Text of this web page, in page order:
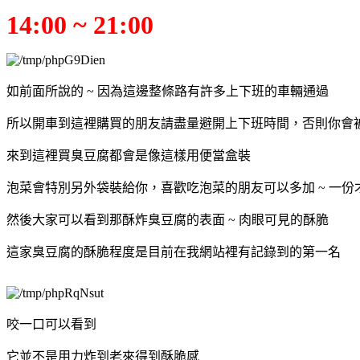
14:00 ~ 21:00
如前面所說的 ~ 因為這邊整條路有許多上下班的車輛通過
所以開車到這裡購買的朋友請盡量避開上下班時間，否則你會
來到這裡買臭豆腐都會是像這樣用便當盒裝
泡菜會特別另外袋裝給你，喜歡吃泡菜的朋友可以多加 ~ 一份
然後大家可以看到那酥炸臭豆腐的表面 ~ 肉眼可見的酥脆
這家臭豆腐的酥脆程度是目前在我網站裡有記錄到的第一名
咬一口可以看到
它並不是用力炸到老來得到酥脆感